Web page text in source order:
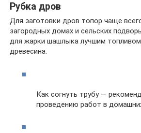
Рубка дров
Для заготовки дров топор чаще
загородных домах и сельских
для жарки шашлыка лучшим
древесина.
Как согнуть трубу —
проведению работ в